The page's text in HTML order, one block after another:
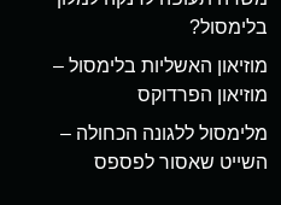
בלימסול?
מוזיאון האשליות בלימסול –
מוזיאון הפרדוקס
מלימסול ללגונה הכחולה –
השייט שאסור לפספס